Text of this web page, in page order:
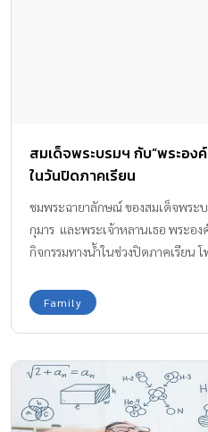
สมเด็จพระบรมฯ กับ”พระอง
ในวันปิดภาคเรียน
ชมพระฉายาลักษณ์ ของสมเด็จพระบ
กุมาร และพระเจ้าหลานเธอ พระอง
กิจกรรมทางน้ำในช่วงปิดภาคเรียน
หมอหยอง สุจริตพลวงศ์
Family